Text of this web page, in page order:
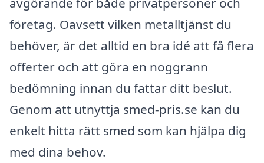
företag. Oavsett vilken metalltjänst du
behöver, är det alltid en bra idé att få flera
offerter och att göra en noggrann
bedömning innan du fattar ditt beslut.
Genom att utnyttja smed-pris.se kan du
enkelt hitta rätt smed som kan hjälpa dig
med dina behov.